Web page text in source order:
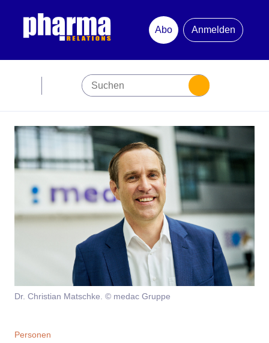
Abo
Anmelden
Premiumpartner
Jubiläum
Newsletter
Branche
Aktuelle Ausgabe
Kontakt
Dr. Christian Matschke. © medac Gruppe
Personen